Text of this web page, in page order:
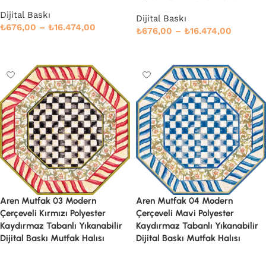
Dijital Baskı
₺676,00 – ₺16.474,00
Dijital Baskı
₺676,00 – ₺16.474,00
Aren Mutfak 03 Modern
Çerçeveli Kırmızı Polyester
Kaydırmaz Tabanlı Yıkanabilir
Dijital Baskı Mutfak Halısı
Aren Mutfak 04 Modern
Çerçeveli Mavi Polyester
Kaydırmaz Tabanlı Yıkanabilir
Dijital Baskı Mutfak Halısı